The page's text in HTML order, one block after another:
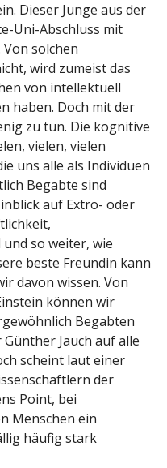
Dieser Junge aus der
Uni-Abschluss mit
solchen
wird zumeist das
von intellektuell
haben. Doch mit der
zu tun. Die kognitive
vielen, vielen
uns alle als Individuen
Begabte sind
auf Extro- oder
so weiter, wie
beste Freundin kann
davon wissen. Von
können wir
Begabten
Jauch auf alle
scheint laut einer
der
Point, bei
Menschen ein
häufig stark